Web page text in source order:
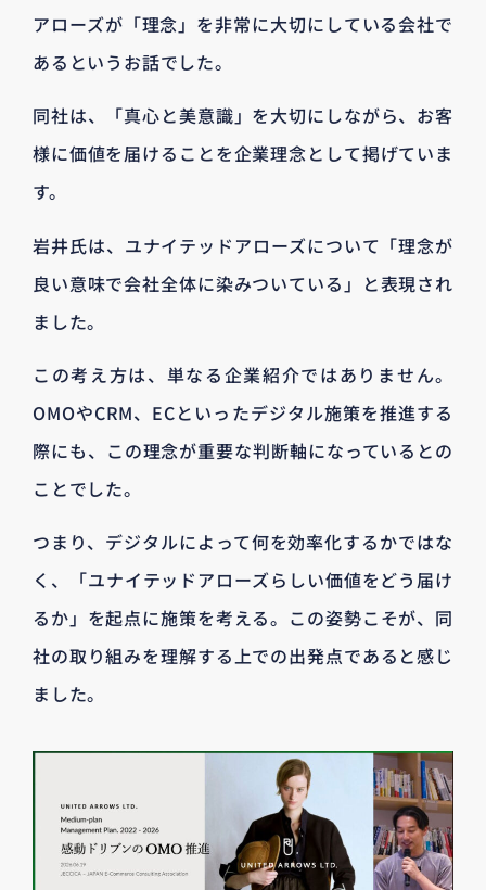
アローズが「理念」を非常に大切にしている会社で
あるというお話でした。
同社は、「真心と美意識」を大切にしながら、お客
様に価値を届けることを企業理念として掲げていま
す。
岩井氏は、ユナイテッドアローズについて「理念が
良い意味で会社全体に染みついている」と表現され
ました。
この考え方は、単なる企業紹介ではありません。
OMOやCRM、ECといったデジタル施策を推進する
際にも、この理念が重要な判断軸になっているとの
ことでした。
つまり、デジタルによって何を効率化するかではな
く、「ユナイテッドアローズらしい価値をどう届け
るか」を起点に施策を考える。この姿勢こそが、同
社の取り組みを理解する上での出発点であると感じ
ました。